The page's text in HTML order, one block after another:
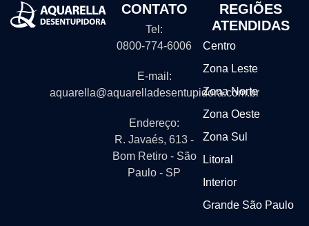
CONTATO
Tel:
0800-774-6006
E-mail:
aquarella@aquarelladesentupidora.com.br
Endereço:
R. Javaés, 613 -
Bom Retiro - São
Paulo - SP
REGIÕES
ATENDIDAS
Centro
Zona Leste
Zona Norte
Zona Oeste
Zona Sul
Litoral
Interior
Grande São Paulo